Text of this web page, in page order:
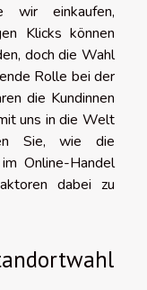
wir einkaufen,
Klicks können
doch die Wahl
Rolle bei der
die Kundinnen
uns in die Welt
Sie, wie die
Online-Handel
dabei zu